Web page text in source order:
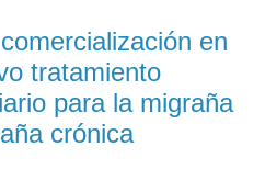
en
tratamiento
para la migraña
crónica